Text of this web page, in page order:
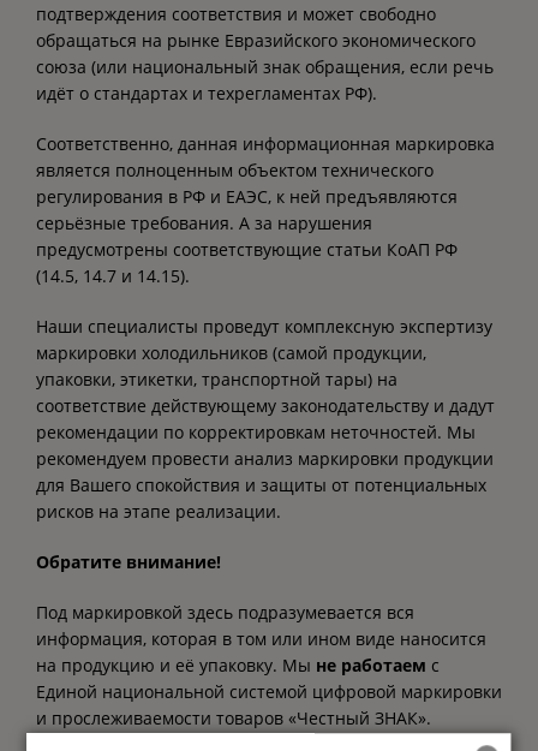
подтверждения соответствия и может свободно
обращаться на рынке Евразийского экономического
союза (или национальный знак обращения, если речь
идёт о стандартах и техрегламентах РФ).
Соответственно, данная информационная маркировка
является полноценным объектом технического
регулирования в РФ и ЕАЭС, к ней предъявляются
серьёзные требования. А за нарушения
предусмотрены соответствующие статьи КоАП РФ
(14.5, 14.7 и 14.15).
Наши специалисты проведут комплексную экспертизу
маркировки холодильников (самой продукции,
упаковки, этикетки, транспортной тары) на
соответствие действующему законодательству и дадут
рекомендации по корректировкам неточностей. Мы
рекомендуем провести анализ маркировки продукции
для Вашего спокойствия и защиты от потенциальных
рисков на этапе реализации.
Обратите внимание!
Под маркировкой здесь подразумевается вся
информация, которая в том или ином виде наносится
на продукцию и её упаковку. Мы не работаем с
Единой национальной системой цифровой маркировки
и прослеживаемости товаров «Честный ЗНАК».